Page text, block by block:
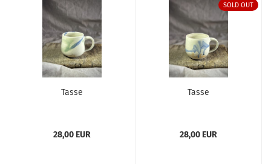
Tasse
28,00 EUR
SOLD OUT
Tasse
28,00 EUR